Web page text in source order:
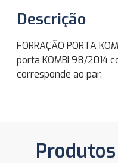
Descrição
FORRAÇÃO PORTA
porta KOMBI 98/2014
corresponde ao par.